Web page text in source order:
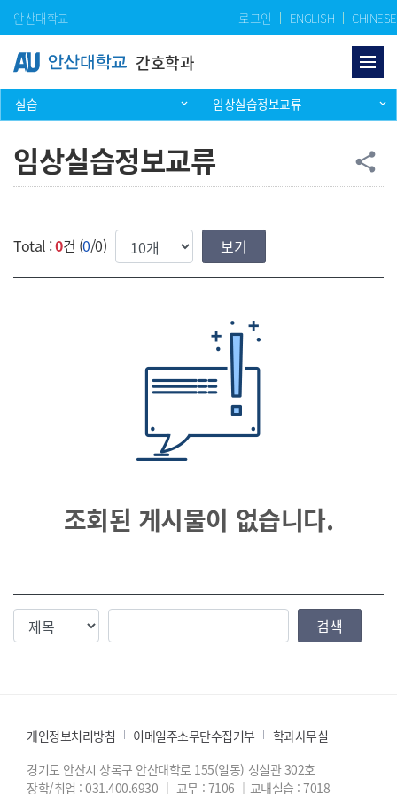
Skip Menu
안산대학교 로그인 ENGLISH CHINESE
간호학과
실습 임상실습정보교류
임상실습정보교류 공
share
Total :0건 (0/0) 한번에 보여질 게시물 갯수
조회된 게시물이 없습니다.
검색조건 검색값 검색
개인정보처리방침 이메일주소무단수집거부
학과사무실
경기도 안산시 상록구 안산대학로 155(일동) 성실관 302호
장학/취업 : 031.400.6930 ｜ 교무 : 7106 ｜ 교내실습 : 7018